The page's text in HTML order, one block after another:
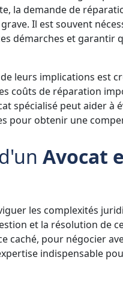
la demande de
Il est souvent
démarches et garantir
leurs implications est
coûts de réparation
spécialisé peut aider à
pour obtenir une
Avocat
les complexités
et la résolution de
caché, pour négocier
indispensable